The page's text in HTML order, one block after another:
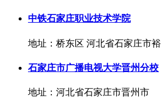
中铁石家庄职业技术学院
地址：桥东区 河北省石家庄市
石家庄市广播电视大学晋州分校
地址：河北省石家庄市晋州市